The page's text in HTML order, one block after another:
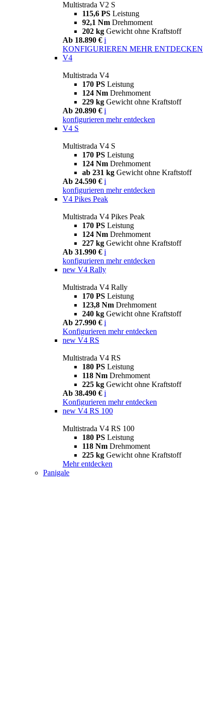
Multistrada V2 S
115,6 PS Leistung
92,1 Nm Drehmoment
202 kg Gewicht ohne Kraftstoff
Ab 18.890 € i
KONFIGURIEREN MEHR ENTDECKEN
V4
Multistrada V4
170 PS Leistung
124 Nm Drehmoment
229 kg Gewicht ohne Kraftstoff
Ab 20.890 € i
konfigurieren mehr entdecken
V4 S
Multistrada V4 S
170 PS Leistung
124 Nm Drehmoment
ab 231 kg Gewicht ohne Kraftstoff
Ab 24.590 € i
konfigurieren mehr entdecken
V4 Pikes Peak
Multistrada V4 Pikes Peak
170 PS Leistung
124 Nm Drehmoment
227 kg Gewicht ohne Kraftstoff
Ab 31.990 € i
konfigurieren mehr entdecken
new V4 Rally
Multistrada V4 Rally
170 PS Leistung
123,8 Nm Drehmoment
240 kg Gewicht ohne Kraftstoff
Ab 27.990 € i
Konfigurieren mehr entdecken
new V4 RS
Multistrada V4 RS
180 PS Leistung
118 Nm Drehmoment
225 kg Gewicht ohne Kraftstoff
Ab 38.490 € i
Konfigurieren mehr entdecken
new V4 RS 100
Multistrada V4 RS 100
180 PS Leistung
118 Nm Drehmoment
225 kg Gewicht ohne Kraftstoff
Mehr entdecken
Panigale